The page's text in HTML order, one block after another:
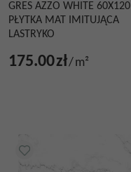
GRES AZZO WHITE 60X120
PŁYTKA MAT IMITUJĄCA
LASTRYKO
175.00zł/m²